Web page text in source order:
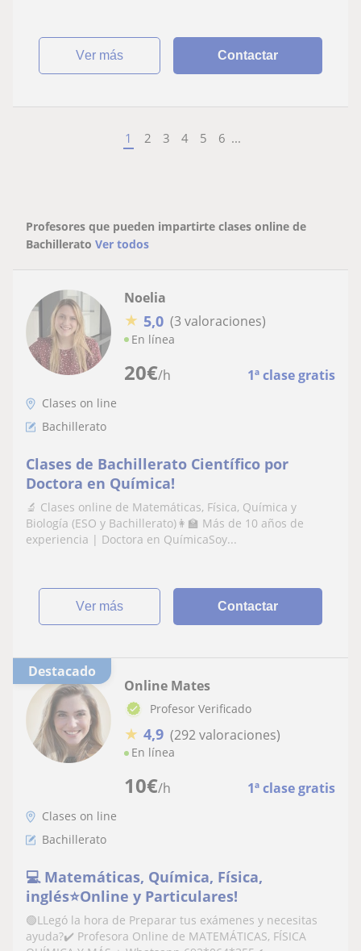
ver más Contactar
1 2 3 4 5 6 ...
Profesores que pueden impartirte clases online de
Bachillerato Ver todos
20€/h 1ª clase gratis
Noelia
★ 5,0 (3 valoraciones)
En línea
Clases on line
Bachillerato
Clases de Bachillerato Científico por
Doctora en Química!
🔬 Clases online de Matemáticas, Física, Química y
Biología (ESO y Bachillerato)👩‍🏫 Más de 10 años de
experiencia | Doctora en QuímicaSoy...
ver más Contactar
Destacado
10€/h 1ª clase gratis
Online Mates
Profesor Verificado
★ 4,9 (292 valoraciones)
En línea
Clases on line
Bachillerato
💻 Matemáticas, Química, Física,
inglés⭐Online y Particulares!
🟢LLegó la hora de Preparar tus exámenes y necesitas
ayuda?✔️ Profesora Online de MATEMÁTICAS, FÍSICA